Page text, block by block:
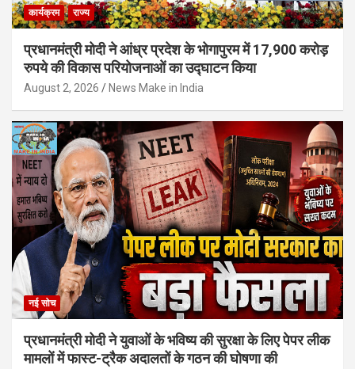
कार्यक्रम राज्य
प्रधानमंत्री मोदी ने आंध्र प्रदेश के भोगापुरम में 17,900 करोड़
रुपये की विकास परियोजनाओं का उद्घाटन किया
August 2, 2026 News Make in India
नई सोच
प्रधानमंत्री मोदी ने युवाओं के भविष्य की सुरक्षा के लिए पेपर लीक
मामलों में फास्ट-ट्रैक अदालतों के गठन की घोषणा की